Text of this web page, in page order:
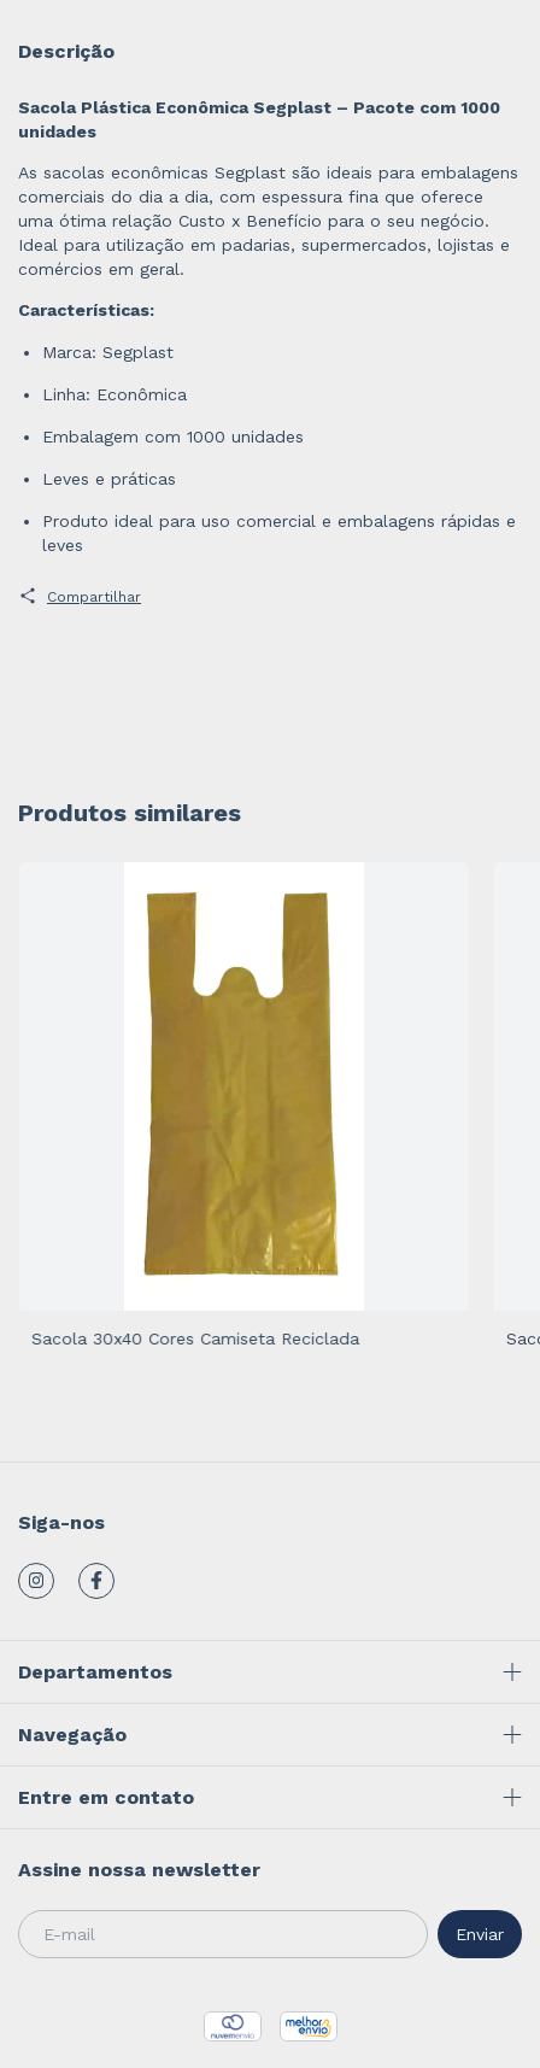
Descrição
Sacola Plástica Econômica Segplast – Pacote com 1000
unidades
As sacolas econômicas Segplast são ideais para embalagens
comerciais do dia a dia, com espessura fina que oferece
uma ótima relação Custo x Benefício para o seu negócio.
Ideal para utilização em padarias, supermercados, lojistas e
comércios em geral.
Características:
Marca: Segplast
Linha: Econômica
Embalagem com 1000 unidades
Leves e práticas
Produto ideal para uso comercial e embalagens rápidas e
leves
Compartilhar
Produtos similares
Sacola 30x40 Cores Camiseta Reciclada
Siga-nos
Departamentos
Navegação
Entre em contato
Assine nossa newsletter